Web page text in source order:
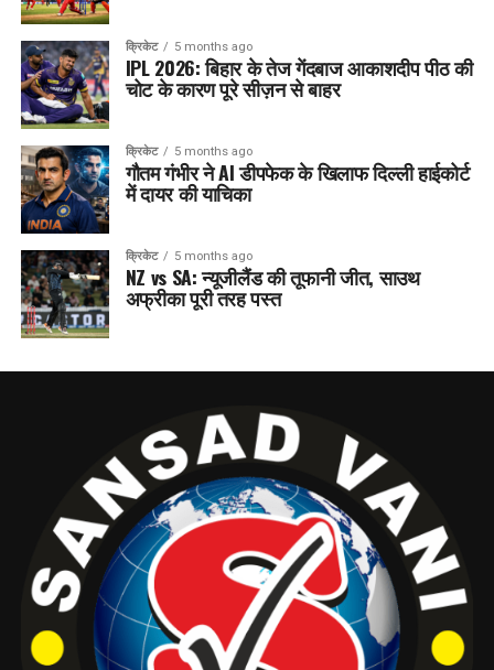
क्रिकेट 5 months ago
IPL 2026: बिहार के तेज गेंदबाज आकाशदीप पीठ की
चोट के कारण पूरे सीज़न से बाहर
क्रिकेट 5 months ago
गौतम गंभीर ने AI डीपफेक के खिलाफ दिल्ली हाईकोर्ट
में दायर की याचिका
क्रिकेट 5 months ago
NZ vs SA: न्यूजीलैंड की तूफानी जीत, साउथ
अफ्रीका पूरी तरह पस्त